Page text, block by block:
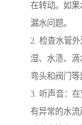
在转动。如
漏水问题。
2. 检查水管
湿、水渍、滴
弯头和阀门等
3. 听声音：
有异常的水